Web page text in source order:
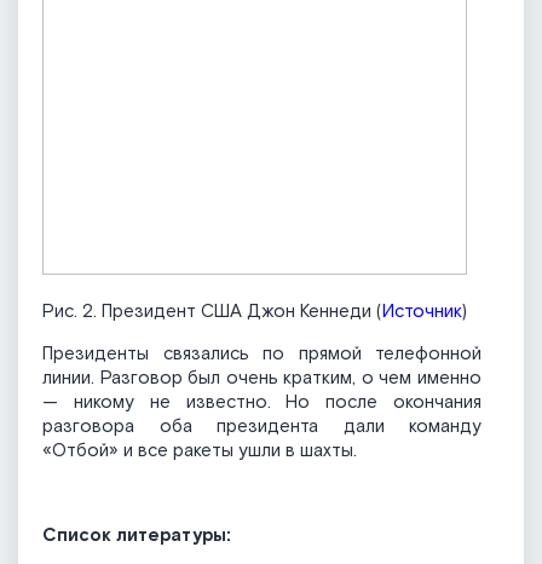
Рис. 2. Президент США Джон Кеннеди (Источник)
Президенты связались по прямой телефонной
линии. Разговор был очень кратким, о чем именно
— никому не известно. Но после окончания
разговора оба президента дали команду
«Отбой» и все ракеты ушли в шахты.
Список литературы: